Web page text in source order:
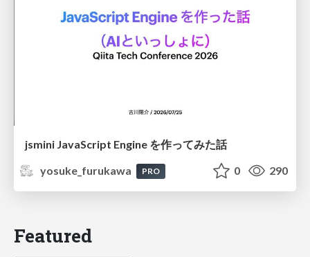
jsmini JavaScript Engine を作ってみた話
yosuke_furukawa
PRO 0 290
Featured